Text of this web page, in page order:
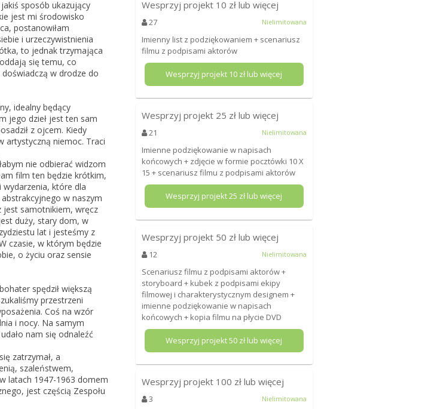
sposób ukazujący
jest mi środowisko
postanowiłam
i urzeczywistnienia
to jednak trzymająca
się temu, co
w drodze do
idealny będący
jego dzieł jest ten sam
z ojcem. Kiedy
artystyczną niemoc. Traci
nie odbierać widzom
film ten będzie krótkim,
które dla
w naszym
jest samotnikiem, wręcz
duży, stary dom, w
lat i jesteśmy z
czasie, w którym będzie
o życiu oraz sensie
spędził większą
przestrzeni
Coś na wzór
i nocy. Na samym
nam się odnaleźć
zatrzymał, a
szaleństwem,
latach 1947-1963 domem
jest częścią Zespołu
Wesprzyj projekt 10 zł lub więcej
27 Nielimitowana
Imienny list z podziękowaniem + scenariusz
filmu z podpisami aktorów
Wesprzyj projekt 10 zł lub więcej
Wesprzyj projekt 25 zł lub więcej
21 Nielimitowana
Imienne podziękowanie w napisach
końcowych + zdjęcie w formie pocztówki 10 X
15 + scenariusz filmu z podpisami aktorów
Wesprzyj projekt25 zł lub więcej
Wesprzyj projekt 50 zł lub więcej
12 Nielimitowana
Scenariusz filmu z podpisami aktorów +
storyboard + kubek z podpisami ekipy
filmowej i charakterystycznym designem +
imienne podziękowanie w napisach
końcowych + kopia filmu na płycie DVD
Wesprzyj projekt50 zł lub więcej
Wesprzyj projekt 100 zł lub więcej
3 Nielimitowana